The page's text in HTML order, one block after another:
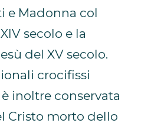
e Madonna col
secolo e la
del XV secolo.
crocifissi
inoltre conservata
Cristo morto dello